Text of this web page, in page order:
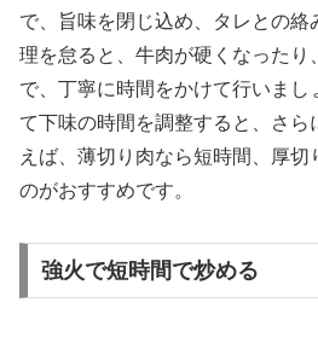
で、旨味を閉じ込め、タレとの
理を怠ると、牛肉が硬くなったり
で、丁寧に時間をかけて行いまし
て下味の時間を調整すると、さら
えば、薄切り肉なら短時間、厚
のがおすすめです。
強火で短時間で炒める